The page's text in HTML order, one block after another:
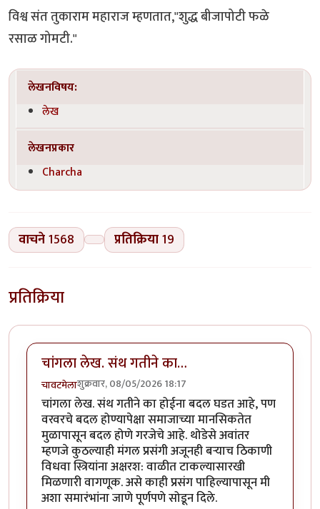
विश्व संत तुकाराम महाराज म्हणतात,"शुद्ध बीजापोटी फळे
रसाळ गोमटी."
लेखनविषय:
लेख
लेखनप्रकार
Charcha
वाचने1568 प्रतिक्रिया19
प्रतिक्रिया
चांगला लेख. संथ गतीने का…
चावटमेलाशुक्रवार, 08/05/2026 18:17
चांगला लेख. संथ गतीने का होईना बदल घडत आहे, पण
वरवरचे बदल होण्यापेक्षा समाजाच्या मानसिकतेत
मुळापासून बदल होणे गरजेचे आहे. थोडेसे अवांतर
म्हणजे कुठल्याही मंगल प्रसंगी अजूनही बऱ्याच ठिकाणी
विधवा स्त्रियांना अक्षरश: वाळीत टाकल्यासारखी
मिळणारी वागणूक. असे काही प्रसंग पाहिल्यापासून मी
अशा समारंभांना जाणे पूर्णपणे सोडून दिले.